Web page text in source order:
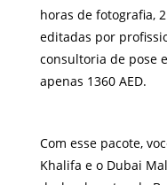
horas de fotografia,
editadas por
consultoria de pose
apenas 1360 AED.
Com esse pacote,
Khalifa e o Dubai